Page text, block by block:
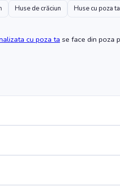
Huse de crăciun Huse cu poza ta
cu poza ta se face din poza